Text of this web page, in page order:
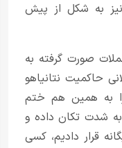
به شکل از پیش
صورت گرفته به
حاکمیت نتانیاهو
ماجرا به همین هم ختم
شدت تکان داده و
قرار دادیم، کسی